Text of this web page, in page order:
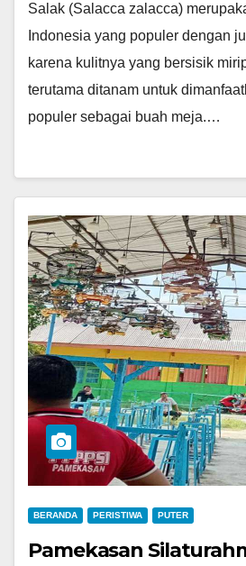
Salak (Salacca zalacca)
Indonesia yang populer dengan
karena kulitnya yang bersisik
terutama ditanam untuk
populer sebagai buah meja.…
BERANDA PERISTIWA PUTER
Pamekasan